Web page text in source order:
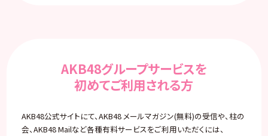
AKB48グループサービスを
初めてご利用される方
AKB48公式サイトにて、AKB48 メールマガジン(無料)の受信や、柱の
会、AKB48 Mailなど各種有料サービスをご利用いただくには、